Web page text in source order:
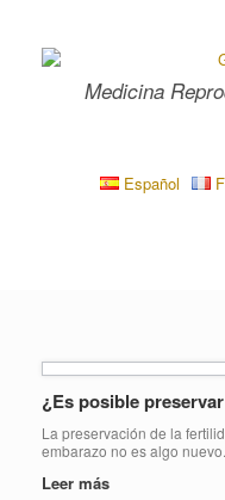
contenido
Medicina
Español
¿Es posible
La preservación de la
embarazo no es algo
Leer más